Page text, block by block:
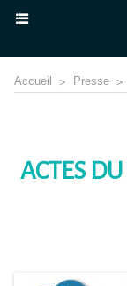
Accueil > Presse >
ACTES